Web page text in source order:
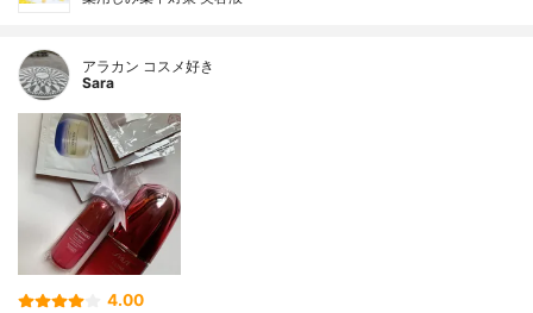
アラカン コスメ好き
Sara
4.00